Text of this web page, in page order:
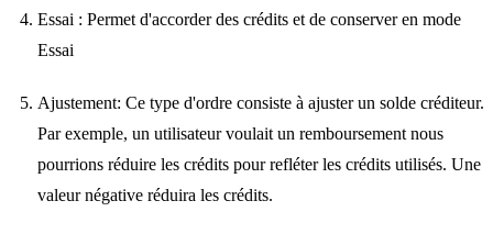
Essai : Permet d'accorder des crédits et de conserver en mode
Essai
Ajustement: Ce type d'ordre consiste à ajuster un solde créditeur.
Par exemple, un utilisateur voulait un remboursement nous
pourrions réduire les crédits pour refléter les crédits utilisés. Une
valeur négative réduira les crédits.